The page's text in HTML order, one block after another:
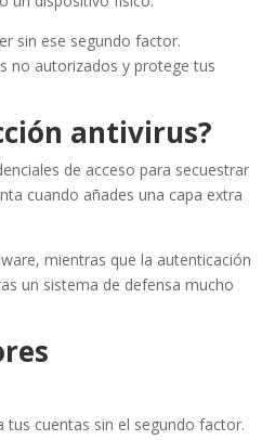
sin ese segundo factor.
no autorizados y protege tus
antivirus?
de acceso para secuestrar
cuando añades una capa extra
mientras que la autenticación
un sistema de defensa mucho
tus cuentas sin el segundo factor.